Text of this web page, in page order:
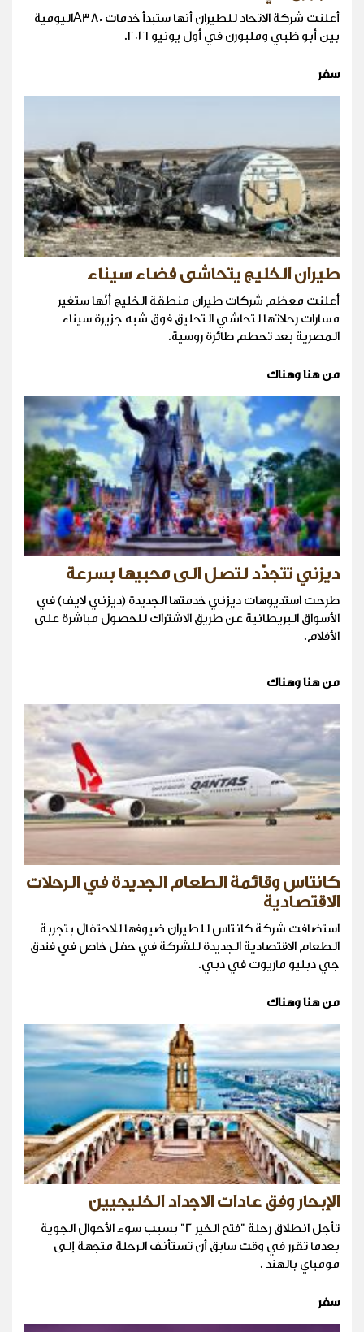
أعلنت شركة الاتحاد للطيران أنها ستبدأ خدمات A380اليومية
بين أبو ظبي وملبورن في أول يونيو ٢٠١٦.
سفر
طيران الخليج يتحاشى فضاء سيناء
أعلنت معظم شركات طيران منطقة الخليج أنّها ستغير
مسارات رحلاتها لتحاشي التحليق فوق شبه جزيرة سيناء
المصرية بعد تحطم طائرة روسية.
من هنا وهناك
ديزني تتجدّد لتصل الى محبيها بسرعة
طرحت استديوهات ديزني خدمتها الجديدة (ديزني لايف) في
الأسواق البريطانية عن طريق الاشتراك للحصول مباشرة على
الأفلام.
من هنا وهناك
كانتاس وقائمة الطعام الجديدة في الرحلات
الاقتصادية
استضافت شركة كانتاس للطيران ضيوفها للاحتفال بتجربة
الطعام الاقتصادية الجديدة للشركة في حفل خاص في فندق
جي دبليو ماريوت في دبي.
من هنا وهناك
الإبحار وفق عادات الاجداد الخليجيين
تأجل انطلاق رحلة "فتح الخير 2" بسبب سوء الأحوال الجوية
بعدما تقرر في وقت سابق أن تستأنف الرحلة متجهة إلى
مومباي بالهند .
سفر